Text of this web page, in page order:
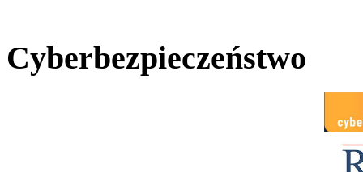
Cyberbezpieczeństwo